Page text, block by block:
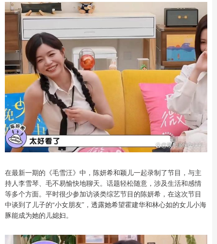
在最新一期的《毛雪汪》中，陈妍希和颖儿一起录制了节目，与主
持人李雪琴、毛不易愉快地聊天。话题轻松随意，涉及生活和感情
等多个方面。平时很少参加访谈类综艺节目的陈妍希，在这次节目
中谈到了儿子的“小女朋友”，透露她希望霍建华和林心如的女儿小海
豚能成为她的儿媳妇。